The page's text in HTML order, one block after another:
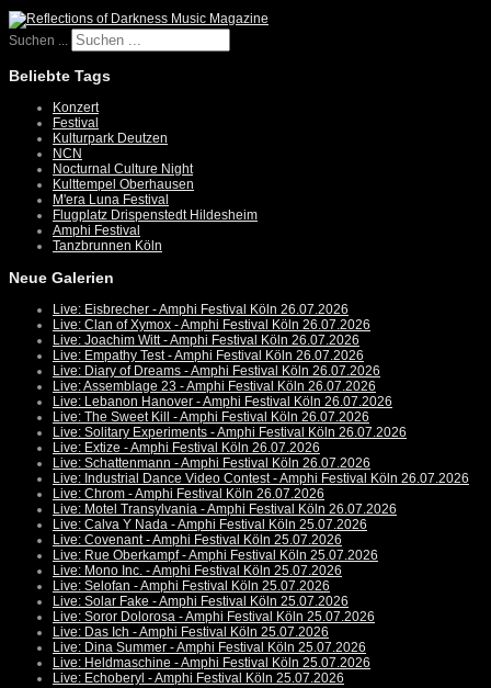
Suchen ...
Beliebte Tags
Konzert
Festival
Kulturpark Deutzen
NCN
Nocturnal Culture Night
Kulttempel Oberhausen
M'era Luna Festival
Flugplatz Drispenstedt Hildesheim
Amphi Festival
Tanzbrunnen Köln
Neue Galerien
Live: Eisbrecher - Amphi Festival Köln 26.07.2026
Live: Clan of Xymox - Amphi Festival Köln 26.07.2026
Live: Joachim Witt - Amphi Festival Köln 26.07.2026
Live: Empathy Test - Amphi Festival Köln 26.07.2026
Live: Diary of Dreams - Amphi Festival Köln 26.07.2026
Live: Assemblage 23 - Amphi Festival Köln 26.07.2026
Live: Lebanon Hanover - Amphi Festival Köln 26.07.2026
Live: The Sweet Kill - Amphi Festival Köln 26.07.2026
Live: Solitary Experiments - Amphi Festival Köln 26.07.2026
Live: Extize - Amphi Festival Köln 26.07.2026
Live: Schattenmann - Amphi Festival Köln 26.07.2026
Live: Industrial Dance Video Contest - Amphi Festival Köln 26.07.2026
Live: Chrom - Amphi Festival Köln 26.07.2026
Live: Motel Transylvania - Amphi Festival Köln 26.07.2026
Live: Calva Y Nada - Amphi Festival Köln 25.07.2026
Live: Covenant - Amphi Festival Köln 25.07.2026
Live: Rue Oberkampf - Amphi Festival Köln 25.07.2026
Live: Mono Inc. - Amphi Festival Köln 25.07.2026
Live: Selofan - Amphi Festival Köln 25.07.2026
Live: Solar Fake - Amphi Festival Köln 25.07.2026
Live: Soror Dolorosa - Amphi Festival Köln 25.07.2026
Live: Das Ich - Amphi Festival Köln 25.07.2026
Live: Dina Summer - Amphi Festival Köln 25.07.2026
Live: Heldmaschine - Amphi Festival Köln 25.07.2026
Live: Echoberyl - Amphi Festival Köln 25.07.2026